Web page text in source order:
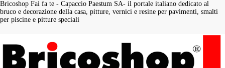
Bricoshop Fai fa te - Capaccio Paestum SA- il portale italiano dedicato al
bruco e decorazione della casa, pitture, vernici e resine per pavimenti, smalti
per piscine e pitture speciali